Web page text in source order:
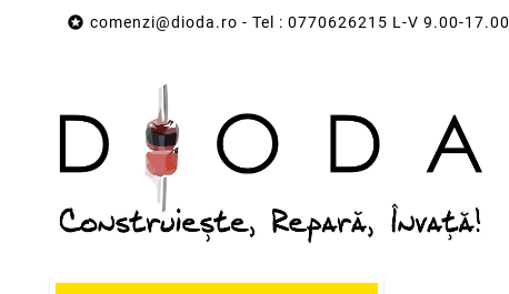
 comenzi@dioda.ro - Tel : 0770626215 L-V 9.00-17.00